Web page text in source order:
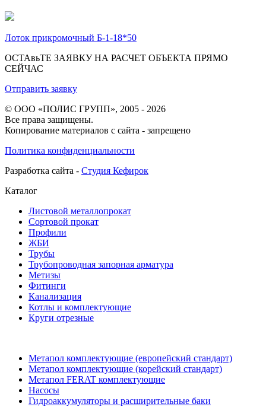
Лоток прикромочный Б-1-18*50
ОСТАвьТЕ ЗАЯВКУ НА РАСЧЕТ ОБЪЕКТА ПРЯМО
СЕЙЧАС
Отправить заявку
© ООО «ПОЛИС ГРУПП», 2005 - 2026
Все права защищены.
Копирование материалов с сайта - запрещено
Политика конфиденциальности
Разработка сайта - Студия Кефирок
Каталог
Листовой металлопрокат
Сортовой прокат
Профили
ЖБИ
Трубы
Трубопроводная запорная арматура
Метизы
Фитинги
Канализация
Котлы и комплектующие
Круги отрезные
Метапол комплектующие (европейский стандарт)
Метапол комплектующие (корейский стандарт)
Метапол FERAT комплектующие
Насосы
Гидроаккумуляторы и расширительные баки